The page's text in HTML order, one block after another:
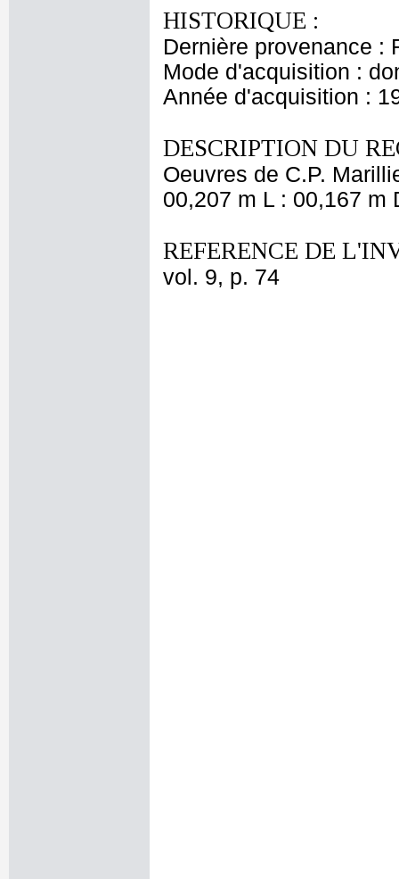
HISTORIQUE :
Dernière provenance :
Mode d'acquisition :
Année d'acquisition :
DESCRIPTION DU
Oeuvres de C.P.
00,207 m L : 00,167 m
REFERENCE DE
vol. 9, p. 74